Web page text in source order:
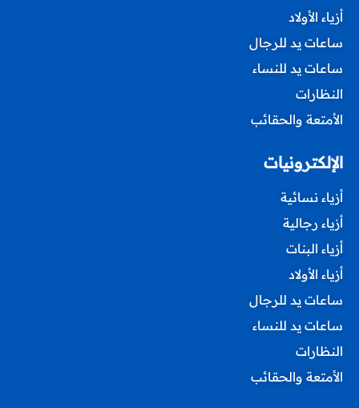
أزياء الأولاد
ساعات يد للرجال
ساعات يد للنساء
النظارات
الأمتعة والحقائب
الإلكترونيات
أزياء نسائية
أزياء رجالية
أزياء البنات
أزياء الأولاد
ساعات يد للرجال
ساعات يد للنساء
النظارات
الأمتعة والحقائب